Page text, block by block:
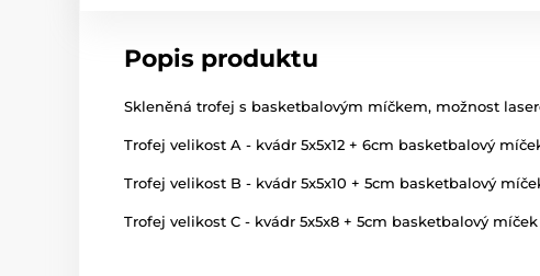
Popis produktu
Skleněná trofej s basketbalovým míčkem, možnost
Trofej velikost A - kvádr 5x5x12 + 6cm basketbalový
Trofej velikost B - kvádr 5x5x10 + 5cm basketbalový
Trofej velikost C - kvádr 5x5x8 + 5cm basketbalový míček